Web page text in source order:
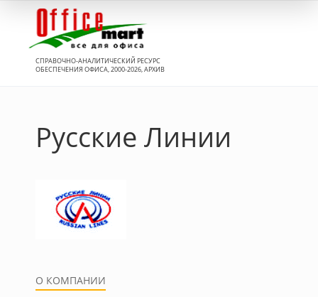
СПРАВОЧНО-АНАЛИТИЧЕСКИЙ РЕСУРС
ОБЕСПЕЧЕНИЯ ОФИСА, 2000-2026, АРХИВ
Русские Линии
О КОМПАНИИ